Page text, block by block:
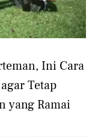
Ini Cara
Tetap
yang Ramai